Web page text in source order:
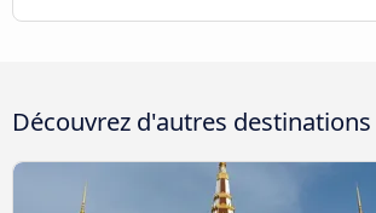
Découvrez d'autres destinations